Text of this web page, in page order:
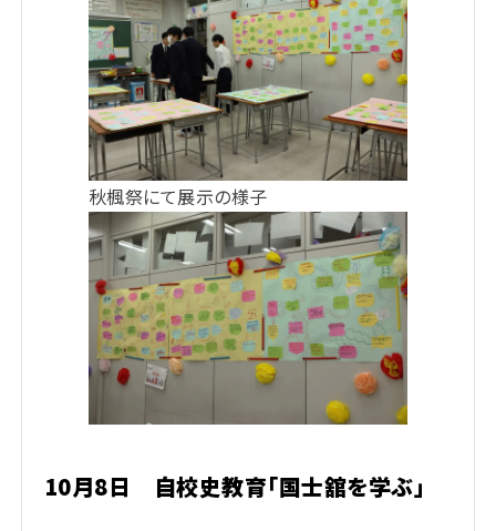
秋楓祭にて展示の様子
10月8日 自校史教育「国士舘を学ぶ」